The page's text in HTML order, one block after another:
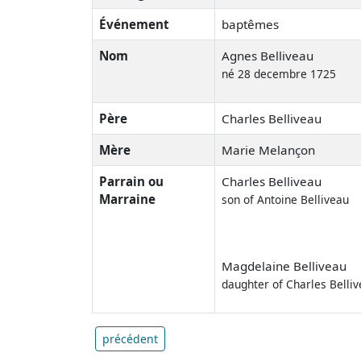
Événement
baptêmes
Nom
Agnes Belliveau
né 28 decembre 1725
Père
Charles Belliveau
Mère
Marie Melançon
Parrain ou
Marraine
Charles Belliveau
son of Antoine Belliveau
Magdelaine Belliveau
daughter of Charles
précédent